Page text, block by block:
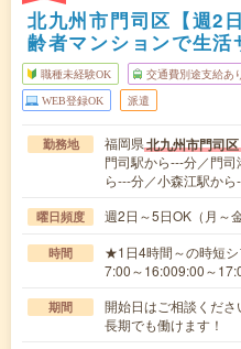
北九州市門司区【週2
齢者マンションで生活
職種未経験OK 交通費別途支給あ
WEB登録OK 派遣
勤務地 福岡県北九州市門司区
門司駅から---分／門
ら---分／小森江駅か
曜日頻度 週2日～5日OK（月
時間
★1日4時間～の時短
7:00～16:009:00～
期間
開始日はご相談くだ
長期でも働けます！